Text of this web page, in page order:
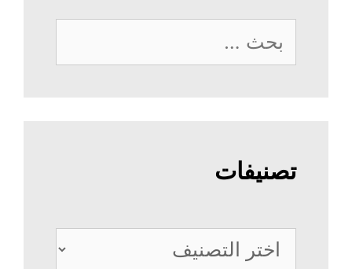
البحث
عن:
تصنيفات
تصنيفات